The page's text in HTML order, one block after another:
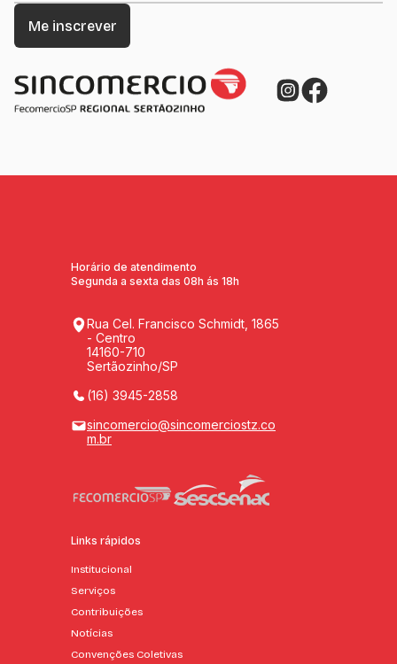
Horário de atendimento
Segunda a sexta das 08h ás 18h
Rua Cel. Francisco Schmidt, 1865
- Centro
14160-710
Sertãozinho/SP
(16) 3945-2858
sincomercio@sincomerciostz.co
m.br
Links rápidos
Institucional
Serviços
Contribuições
Notícias
Convenções Coletivas